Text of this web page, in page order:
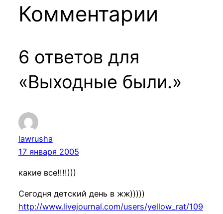
Комментарии
6 ответов для
«Выходные были.»
lawrusha
17 января 2005
какие все!!!!)))
Сегодня детский день в жж)))))
http://www.livejournal.com/users/yellow_rat/109